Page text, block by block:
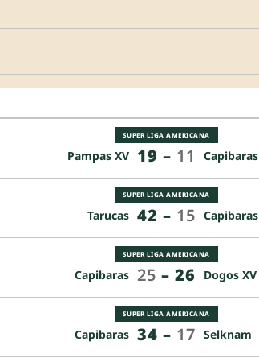
SUPER LIGA AMERICANA
Pampas XV 19 – 11 Capibaras
SUPER LIGA AMERICANA
Tarucas 42 – 15 Capibaras
SUPER LIGA AMERICANA
Capibaras 25 – 26 Dogos XV
SUPER LIGA AMERICANA
Capibaras 34 – 17 Selknam